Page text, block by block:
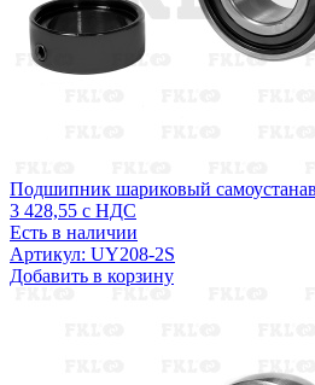
Подшипник шариковый
3 428,55 с НДС
Есть в наличии
Артикул: UY208-2S
Добавить в корзину